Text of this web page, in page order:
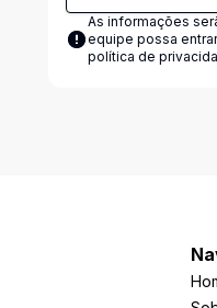
As informações
equipe possa
política de